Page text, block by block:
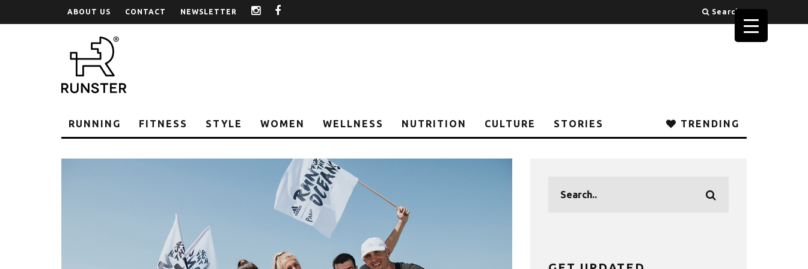
ABOUT US CONTACT NEWSLETTER instagram Search
RUNNING FITNESS STYLE WOMEN WELLNESS NUTRITION CULTURE STORIES TRENDING